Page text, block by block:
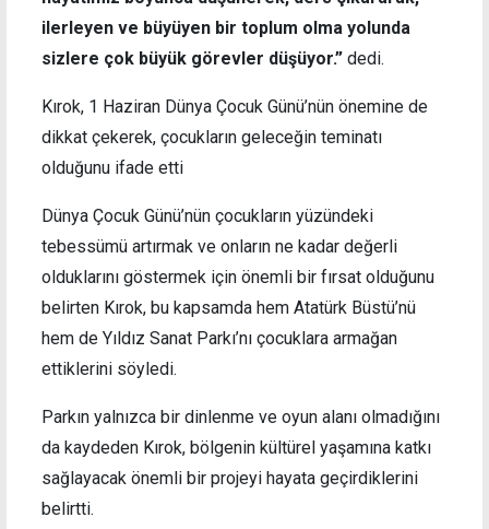
ilerleyen ve büyüyen bir toplum olma yolunda
sizlere çok büyük görevler düşüyor.” dedi.
Kırok, 1 Haziran Dünya Çocuk Günü’nün önemine de
dikkat çekerek, çocukların geleceğin teminatı
olduğunu ifade etti
Dünya Çocuk Günü’nün çocukların yüzündeki
tebessümü artırmak ve onların ne kadar değerli
olduklarını göstermek için önemli bir fırsat olduğunu
belirten Kırok, bu kapsamda hem Atatürk Büstü’nü
hem de Yıldız Sanat Parkı’nı çocuklara armağan
ettiklerini söyledi.
Parkın yalnızca bir dinlenme ve oyun alanı olmadığını
da kaydeden Kırok, bölgenin kültürel yaşamına katkı
sağlayacak önemli bir projeyi hayata geçirdiklerini
belirtti.